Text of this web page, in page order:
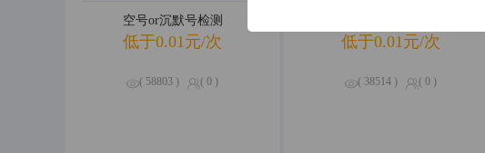
空号or沉默号检测
低于0.01元/次
( 58803 ) ( 0 )
低于0.01元/次
( 38514 ) ( 0 )